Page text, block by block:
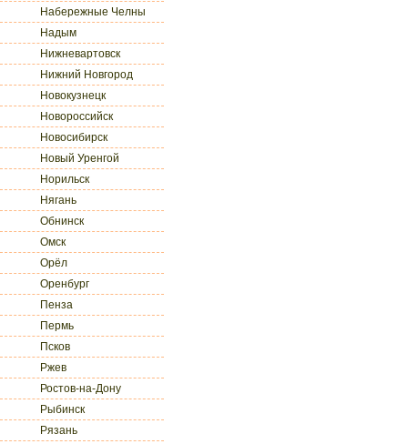
Набережные Челны
Надым
Нижневартовск
Нижний Новгород
Новокузнецк
Новороссийск
Новосибирск
Новый Уренгой
Норильск
Нягань
Обнинск
Омск
Орёл
Оренбург
Пенза
Пермь
Псков
Ржев
Ростов-на-Дону
Рыбинск
Рязань